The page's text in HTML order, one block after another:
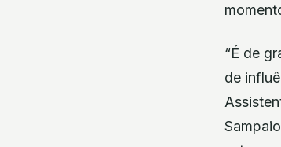
“É de
de